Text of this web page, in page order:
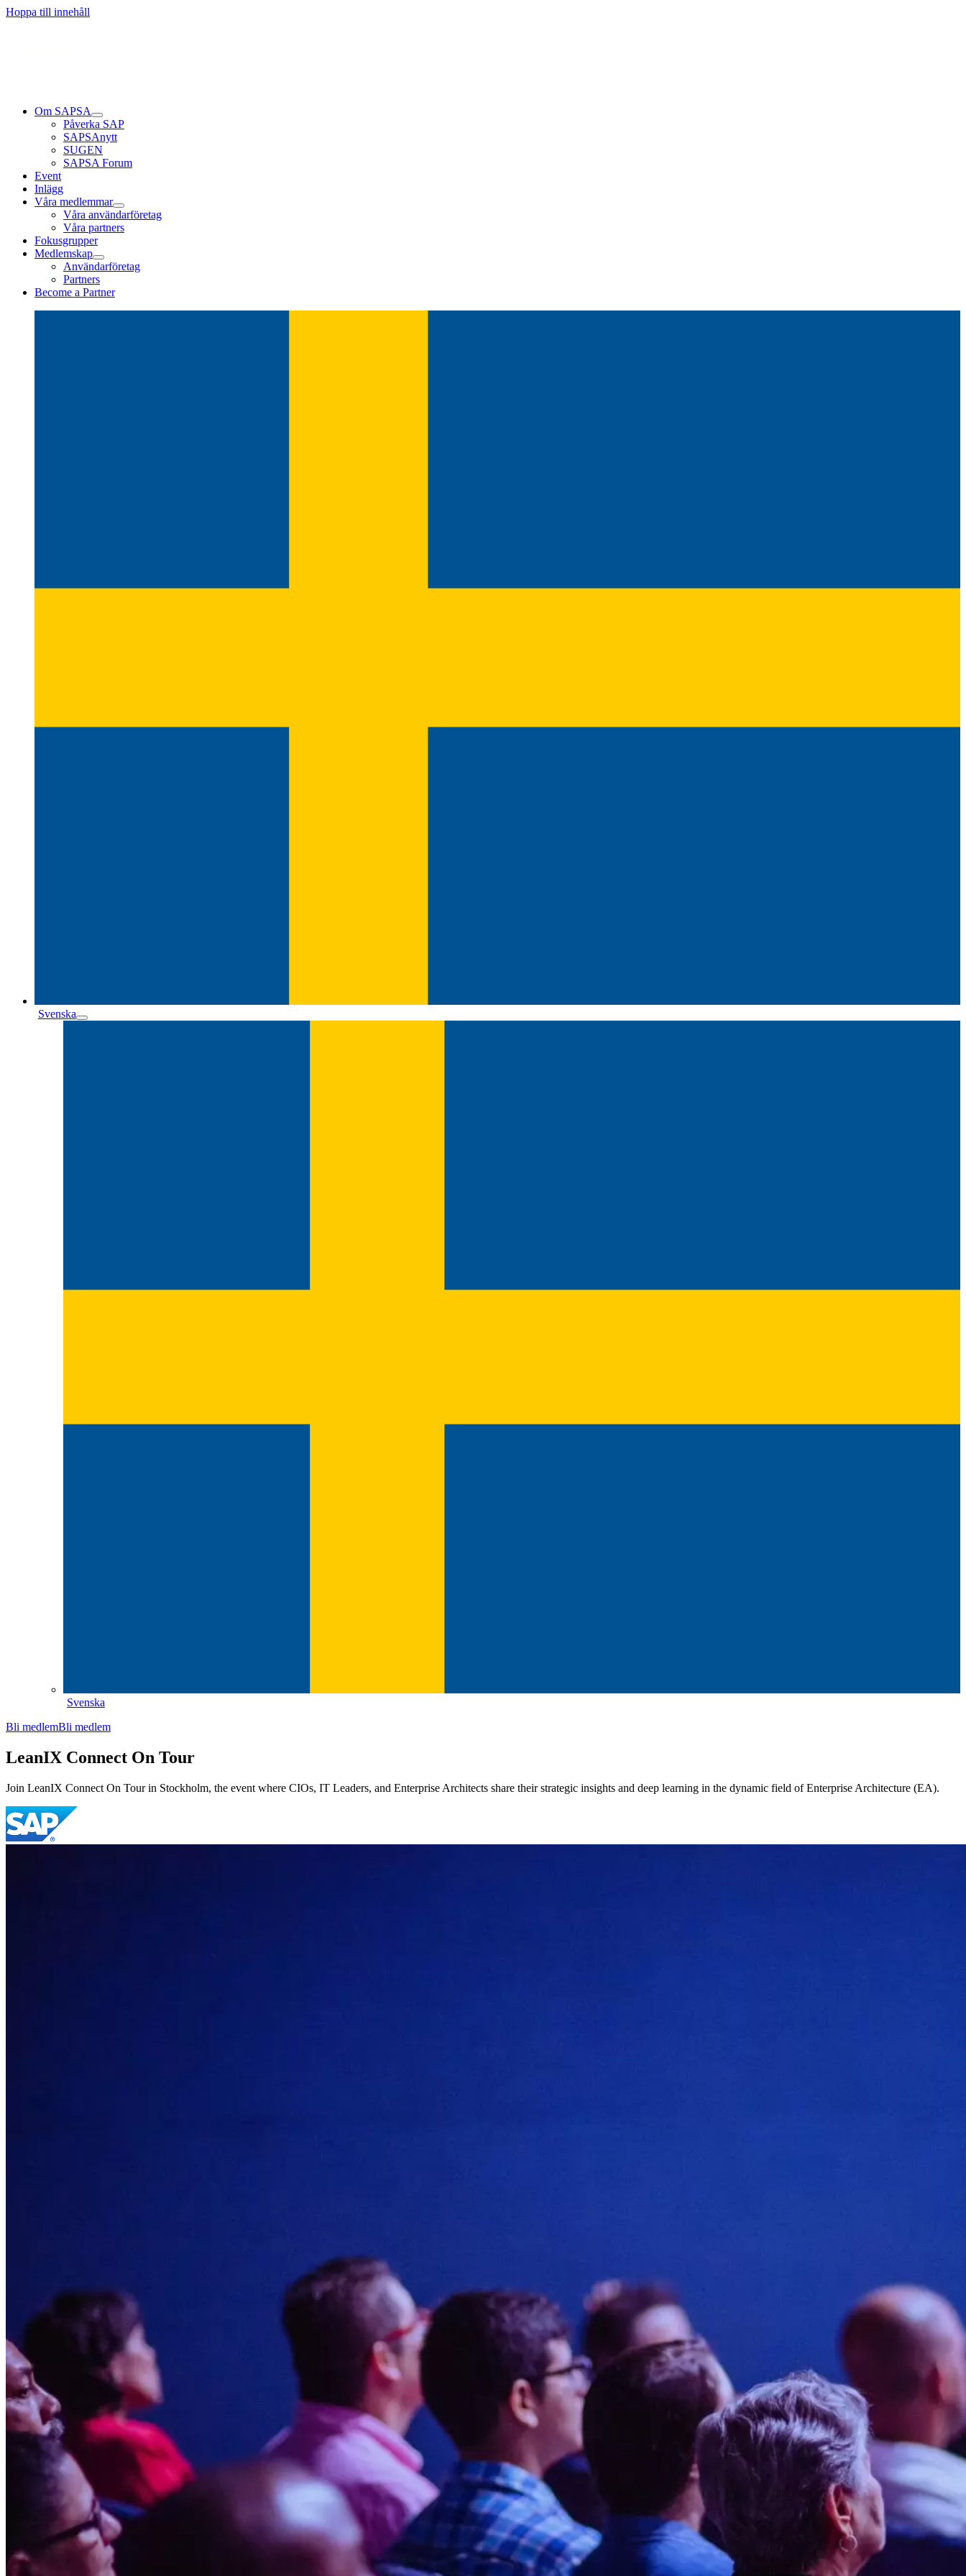
Hoppa till innehåll
Om SAPSA
Påverka SAP
SAPSAnytt
SUGEN
SAPSA Forum
Event
Inlägg
Våra medlemmar
Våra användarföretag
Våra partners
Fokusgrupper
Medlemskap
Användarföretag
Partners
Become a Partner
Svenska
Svenska
Bli medlemBli medlem
LeanIX Connect On Tour
Join LeanIX Connect On Tour in Stockholm, the event where CIOs, IT Leaders, and Enterprise Architects share their strategic insights and deep learning in the dynamic field of Enterprise Architecture (EA).
Läs mer
Läs mer
Läs mer